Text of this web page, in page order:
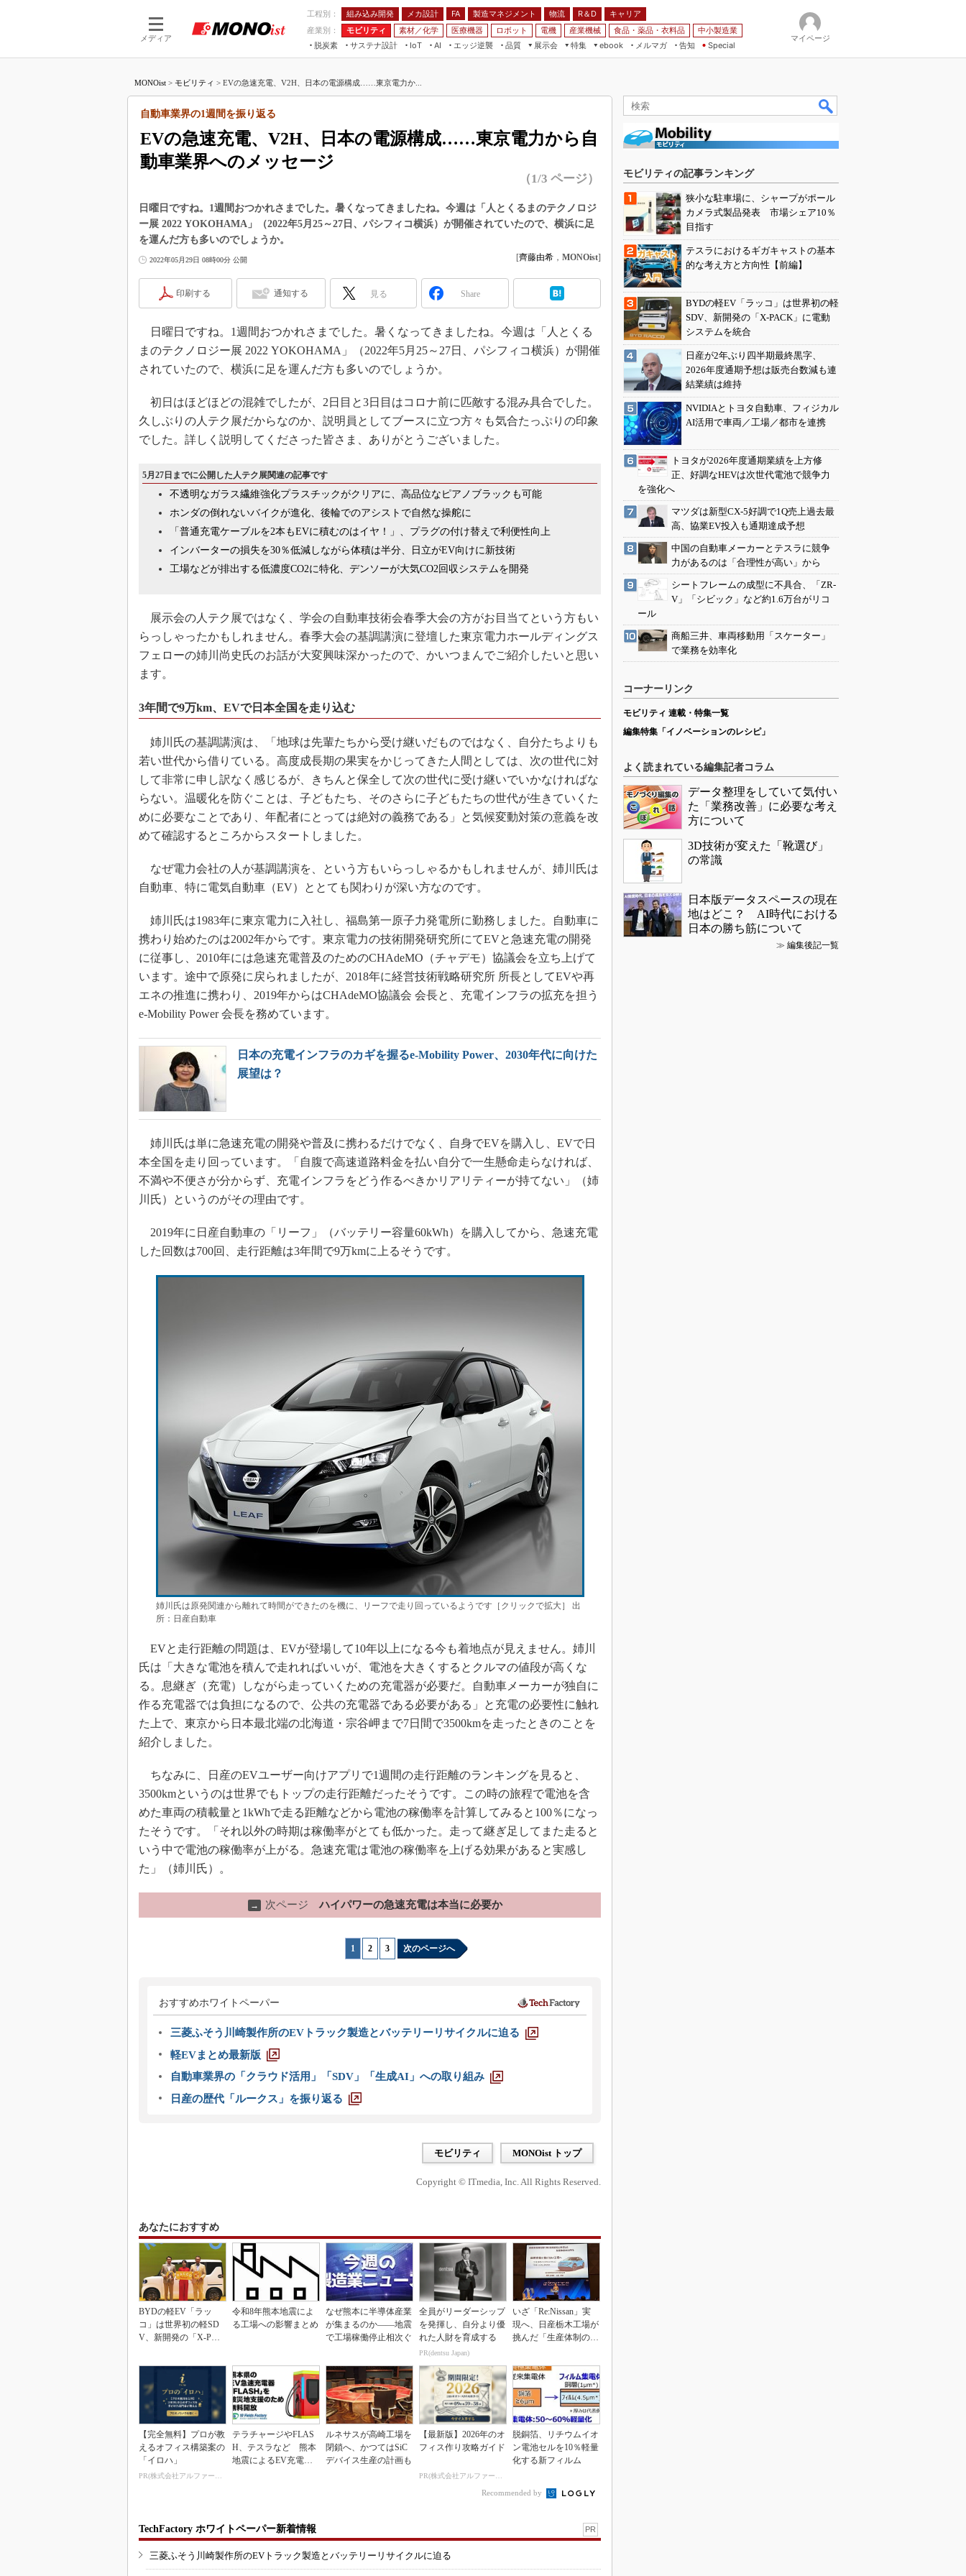
メディア
工程別： 組み込み開発 メカ設計 FA 製造マネジメント 物流 R＆D
キャリア
産業別：
モビリティ 素材／化学 医療機器 ロボット 電機 産業機械 食品・薬品・衣料品
中小製造業
脱炭素
サステナ設計
IoT
つながる工場
AI
AI×設備保全
エッジ逆襲 品質
展示会
JIMTOF
IIFES
TECHNO-FRONTIER
人テク展
日本ものづくりワールド
産業オープンネット展
特集
VR／AR
組み込みモデリング
3Dプリンタ
デジタルツインとCAE
S＆OP
イノベーション
製造業ビッグデータ
植物工場
海外生産
グローバル設計・開発
制御セキュリティ
ebook
メルマガ
告知 Special
マイページ
MONOist > モビリティ > EVの急速充電、V2H、日本の電源構成……東京電力か...
EVの急速充電、V2H、日本の電源構成……東京電力から自
動車業界へのメッセージ
自動車業界の1週間を振り返る
（1/3 ページ）
日曜日ですね。1週間おつかれさまでした。暑くなってきましたね。今週は「人とくるまのテクノロジ
ー展 2022 YOKOHAMA」（2022年5月25～27日、パシフィコ横浜）が開催されていたので、横浜に足
を運んだ方も多いのでしょうか。
2022年05月29日 08時00分 公開 [齊藤由希 ， MONOist]
印刷する 通知する 見る Share
日曜日ですね。1週間おつかれさまでした。暑くなってきましたね。今週は「人とくる
まのテクノロジー展 2022 YOKOHAMA」（2022年5月25～27日、パシフィコ横浜）が開催
されていたので、横浜に足を運んだ方も多いのでしょうか。
初日はほどほどの混雑でしたが、2日目と3日目はコロナ前に匹敵する混み具合でした。
久しぶりの人テク展だからなのか、説明員としてブースに立つ方々も気合たっぷりの印象
でした。詳しく説明してくださった皆さま、ありがとうございました。
5月27日までに公開した人テク展関連の記事です
不透明なガラス繊維強化プラスチックがクリアに、高品位なピアノブラックも可能
ホンダの倒れないバイクが進化、後輪でのアシストで自然な操舵に
「普通充電ケーブルを2本もEVに積むのはイヤ！」、プラグの付け替えで利便性向上
インバーターの損失を30％低減しながら体積は半分、日立がEV向けに新技術
工場などが排出する低濃度CO2に特化、デンソーが大気CO2回収システムを開発
展示会の人テク展ではなく、学会の自動車技術会春季大会の方がお目当てという方もい
らっしゃったかもしれません。春季大会の基調講演に登壇した東京電力ホールディングス
フェローの姉川尚史氏のお話が大変興味深かったので、かいつまんでご紹介したいと思い
ます。
3年間で9万km、EVで日本全国を走り込む
姉川氏の基調講演は、「地球は先輩たちから受け継いだものではなく、自分たちよりも
若い世代から借りている。高度成長期の果実をかじってきた人間としては、次の世代に対
して非常に申し訳なく感じるが、きちんと保全して次の世代に受け継いでいかなければな
らない。温暖化を防ぐことは、子どもたち、そのさらに子どもたちの世代が生きていくた
めに必要なことであり、年配者にとっては絶対の義務である」と気候変動対策の意義を改
めて確認するところからスタートしました。
なぜ電力会社の人が基調講演を、という方もいらっしゃるかもしれませんが、姉川氏は
自動車、特に電気自動車（EV）ととても関わりが深い方なのです。
姉川氏は1983年に東京電力に入社し、福島第一原子力発電所に勤務しました。自動車に
携わり始めたのは2002年からです。東京電力の技術開発研究所にてEVと急速充電の開発
に従事し、2010年には急速充電普及のためのCHAdeMO（チャデモ）協議会を立ち上げて
います。途中で原発に戻られましたが、2018年に経営技術戦略研究所 所長としてEVや再
エネの推進に携わり、2019年からはCHAdeMO協議会 会長と、充電インフラの拡充を担う
e-Mobility Power 会長を務めています。
日本の充電インフラのカギを握るe-Mobility Power、2030年代に向けた
展望は？
姉川氏は単に急速充電の開発や普及に携わるだけでなく、自身でEVを購入し、EVで日
本全国を走り回っています。「自腹で高速道路料金を払い自分で一生懸命走らなければ、
不満や不便さが分からず、充電インフラをどう作るべきかリアリティーが持てない」（姉
川氏）というのがその理由です。
2019年に日産自動車の「リーフ」（バッテリー容量60kWh）を購入してから、急速充電
した回数は700回、走行距離は3年間で9万kmに上るそうです。
姉川氏は原発関連から離れて時間ができたのを機に、リーフで走り回っているようです［クリックで拡大］ 出
所：日産自動車
EVと走行距離の問題は、EVが登場して10年以上になる今も着地点が見えません。姉川
氏は「大きな電池を積んで走れればいいが、電池を大きくするとクルマの値段が高くな
る。息継ぎ（充電）しながら走っていくための充電器が必要だ。自動車メーカーが独自に
作る充電器では負担になるので、公共の充電器である必要がある」と充電の必要性に触れ
た上で、東京から日本最北端の北海道・宗谷岬まで7日間で3500kmを走ったときのことを
紹介しました。
ちなみに、日産のEVユーザー向けアプリで1週間の走行距離のランキングを見ると、
3500kmというのは世界でもトップの走行距離だったそうです。この時の旅程で電池を含
めた車両の積載量と1kWhで走る距離などから電池の稼働率を計算してみると100％になっ
たそうです。「それ以外の時期は稼働率がとても低かった。走って継ぎ足してまた走ると
いう中で電池の稼働率が上がる。急速充電は電池の稼働率を上げる効果があると実感し
た」（姉川氏）。
→ 次ページ ハイパワーの急速充電は本当に必要か
1 2 3 次のページへ
おすすめホワイトペーパー
三菱ふそう川崎製作所のEVトラック製造とバッテリーリサイクルに迫る
軽EVまとめ最新版
自動車業界の「クラウド活用」「SDV」「生成AI」への取り組み
日産の歴代「ルークス」を振り返る
モビリティ MONOist トップ
Copyright © ITmedia, Inc. All Rights Reserved.
あなたにおすすめ
BYDの軽EV「ラッ
コ」は世界初の軽SD
V、新開発の「X-PAC
令和8年熊本地震によ
る工場への影響まとめ
なぜ熊本に半導体産業
が集まるのか――地震
で工場稼働停止相次ぐ
全員がリーダーシップ
を発揮し、自分より優
れた人財を育成する
PR(dentsu Japan)
いざ「Re:Nissan」実
現へ、日産栃木工場が
挑んだ「生産体制の比
【完全無料】プロが教
えるオフィス構築案の
「イロハ」
PR(株式会社アルファーテクノ)
テラチャージやFLAS
H、テスラなど 熊本
地震によるEV充電器
ルネサスが高崎工場を
閉鎖へ、かつてはSiC
デバイス生産の計画も
【最新版】2026年のオ
フィス作り攻略ガイド
PR(株式会社アルファーテクノ)
脱銅箔、リチウムイオ
ン電池セルを10％軽量
化する新フィルム
Recommended by
TechFactory ホワイトペーパー新着情報 PR
三菱ふそう川崎製作所のEVトラック製造とバッテリーリサイクルに迫る
モビリティの記事ランキング
狭小な駐車場に、シャープがポール
カメラ式製品発表 市場シェア10％
目指す
テスラにおけるギガキャストの基本
的な考え方と方向性【前編】
BYDの軽EV「ラッコ」は世界初の軽
SDV、新開発の「X-PACK」に電動
システムを統合
日産が2年ぶり四半期最終黒字、
2026年度通期予想は販売台数減も連
結業績は維持
NVIDIAとトヨタ自動車、フィジカル
AI活用で車両／工場／都市を連携
トヨタが2026年度通期業績を上方修
正、好調なHEVは次世代電池で競争力
を強化へ
マツダは新型CX-5好調で1Q売上過去最
高、協業EV投入も通期達成予想
中国の自動車メーカーとテスラに競争
力があるのは「合理性が高い」から
シートフレームの成型に不具合、「ZR-
V」「シビック」など約1.6万台がリコ
ール
商船三井、車両移動用「スケーター」
で業務を効率化
コーナーリンク
モビリティ 連載・特集一覧
編集特集「イノベーションのレシピ」
よく読まれている編集記者コラム
データ整理をしていて気付い
た「業務改善」に必要な考え
方について
3D技術が変えた「靴選び」
の常識
日本版データスペースの現在
地はどこ？ AI時代における
日本の勝ち筋について
≫ 編集後記一覧